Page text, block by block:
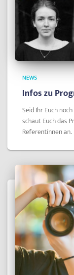
NEWS
Infos zu
Seid Ihr Euch
schaut Euch das
Referentinnen an.